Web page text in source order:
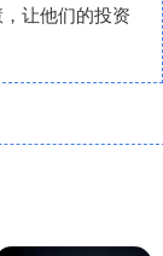
让他们的投资